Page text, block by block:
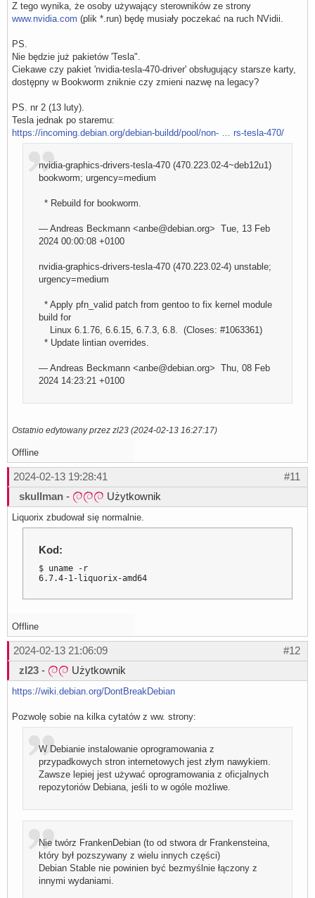
Z tego wynika, że osoby używający sterowników ze strony
www.nvidia.com (plik *.run) będę musiały poczekać na ruch NVidii.
PS.
Nie będzie już pakietów 'Tesla".
Ciekawe czy pakiet 'nvidia-tesla-470-driver' obsługujący starsze karty,
dostępny w Bookworm zniknie czy zmieni nazwę na legacy?
PS. nr 2 (13 luty).
Tesla jednak po staremu:
https://incoming.debian.org/debian-buildd/pool/non- … rs-tesla-470/
nvidia-graphics-drivers-tesla-470 (470.223.02-4~deb12u1)
bookworm; urgency=medium
* Rebuild for bookworm.
— Andreas Beckmann <anbe@debian.org> Tue, 13 Feb
2024 00:00:08 +0100
nvidia-graphics-drivers-tesla-470 (470.223.02-4) unstable;
urgency=medium
* Apply pfn_valid patch from gentoo to fix kernel module
build for
Linux 6.1.76, 6.6.15, 6.7.3, 6.8. (Closes: #1063361)
* Update lintian overrides.
— Andreas Beckmann <anbe@debian.org> Thu, 08 Feb
2024 14:23:21 +0100
Ostatnio edytowany przez zl23 (2024-02-13 16:27:17)
Offline
#11
2024-02-13 19:28:41
skullman - Użytkownik
Liquorix zbudował się normalnie.
Kod:
$ uname -r
6.7.4-1-liquorix-amd64
Offline
#12
2024-02-13 21:06:09
zl23 - Użytkownik
https://wiki.debian.org/DontBreakDebian
Pozwolę sobie na kilka cytatów z ww. strony:
W Debianie instalowanie oprogramowania z
przypadkowych stron internetowych jest złym nawykiem.
Zawsze lepiej jest używać oprogramowania z oficjalnych
repozytoriów Debiana, jeśli to w ogóle możliwe.
Nie twórz FrankenDebian (to od stwora dr Frankensteina,
który był pozszywany z wielu innych części)
Debian Stable nie powinien być bezmyślnie łączony z
innymi wydaniami.